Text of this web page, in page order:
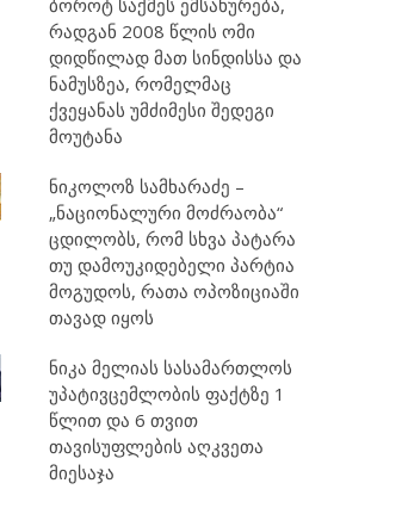
ბოროტ საქმეს ემსახურება,
რადგან 2008 წლის ომი
დიდწილად მათ სინდისსა და
ნამუსზეა, რომელმაც
ქვეყანას უმძიმესი შედეგი
მოუტანა
ნიკოლოზ სამხარაძე –
„ნაციონალური მოძრაობა“
ცდილობს, რომ სხვა პატარა
თუ დამოუკიდებელი პარტია
მოგუდოს, რათა ოპოზიციაში
თავად იყოს
ნიკა მელიას სასამართლოს
უპატივცემლობის ფაქტზე 1
წლით და 6 თვით
თავისუფლების აღკვეთა
მიესაჯა